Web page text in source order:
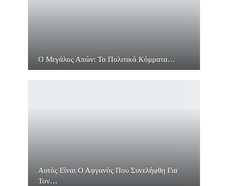
Ο Μεγάλος Απών: Τα Πολιτικά Κόμματα…
Αυτός Είναι Ο Αφγανός Που Συνελήφθη Για
Τον…